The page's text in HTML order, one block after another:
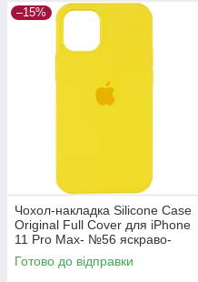
–15%
Чохол-накладка Silicone Case
Original Full Cover для iPhone
11 Pro Max- №56 яскраво-
жовтий
Готово до відправки